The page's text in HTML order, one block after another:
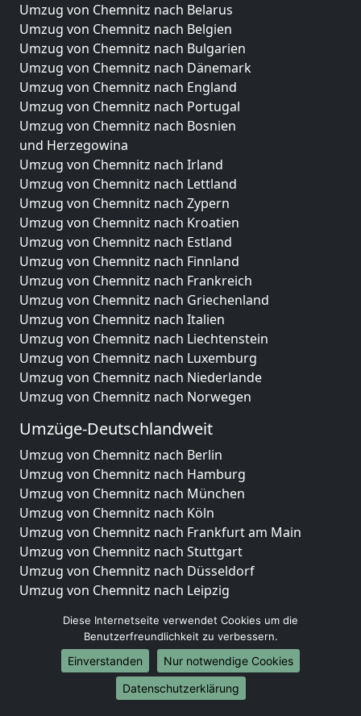
Umzug von Chemnitz nach Belarus
Umzug von Chemnitz nach Belgien
Umzug von Chemnitz nach Bulgarien
Umzug von Chemnitz nach Dänemark
Umzug von Chemnitz nach England
Umzug von Chemnitz nach Portugal
Umzug von Chemnitz nach Bosnien
und Herzegowina
Umzug von Chemnitz nach Irland
Umzug von Chemnitz nach Lettland
Umzug von Chemnitz nach Zypern
Umzug von Chemnitz nach Kroatien
Umzug von Chemnitz nach Estland
Umzug von Chemnitz nach Finnland
Umzug von Chemnitz nach Frankreich
Umzug von Chemnitz nach Griechenland
Umzug von Chemnitz nach Italien
Umzug von Chemnitz nach Liechtenstein
Umzug von Chemnitz nach Luxemburg
Umzug von Chemnitz nach Niederlande
Umzug von Chemnitz nach Norwegen
Umzüge-Deutschlandweit
Umzug von Chemnitz nach Berlin
Umzug von Chemnitz nach Hamburg
Umzug von Chemnitz nach München
Umzug von Chemnitz nach Köln
Umzug von Chemnitz nach Frankfurt am Main
Umzug von Chemnitz nach Stuttgart
Umzug von Chemnitz nach Düsseldorf
Umzug von Chemnitz nach Leipzig
Umzug von Chemnitz nach Essen
Umzug von Chemnitz nach Bremen
Umzug von Chemnitz nach Dresden
Umzug von Chemnitz nach Hannover
Diese Internetseite verwendet Cookies um die
Benutzerfreundlichkeit zu verbessern.
Einverstanden
Nur notwendige Cookies
Datenschutzerklärung